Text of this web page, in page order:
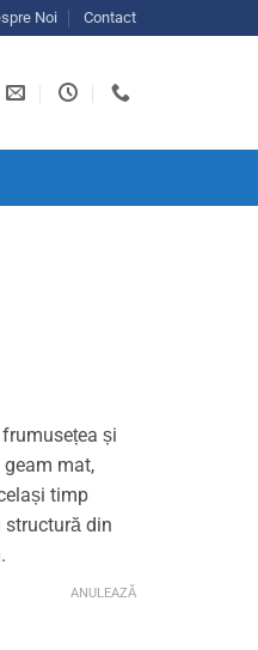
Noi Contact
și
mat,
timp
structură din
ANULEAZĂ